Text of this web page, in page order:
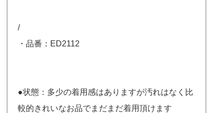
/
・品番：ED2112
●状態：多少の着用感はありますが汚れはなく比
較的きれいなお品でまだまだ着用頂けます